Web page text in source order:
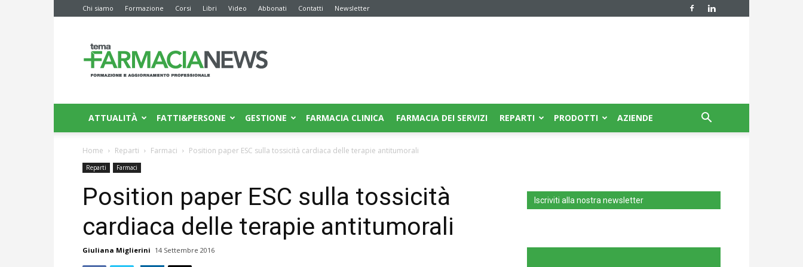
Chi siamo Formazione Corsi Libri Video Abbonati Contatti Newsletter
News
ATTUALITÀ FATTI&PERSONE GESTIONE FARMACIA CLINICA FARMACIA DEI SERVIZI REPARTI PRODOTTI AZIENDE
Home Reparti Farmaci Position paper ESC sulla tossicità cardiaca delle terapie antitumorali
Reparti Farmaci
Position paper ESC sulla tossicità
cardiaca delle terapie antitumorali
Giuliana Miglierini 14 Settembre 2016
Iscriviti alla nostra newsletter